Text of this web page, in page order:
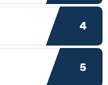
4
5